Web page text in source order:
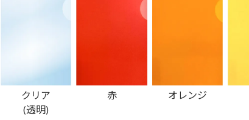
クリア
(透明)
赤 オレンジ